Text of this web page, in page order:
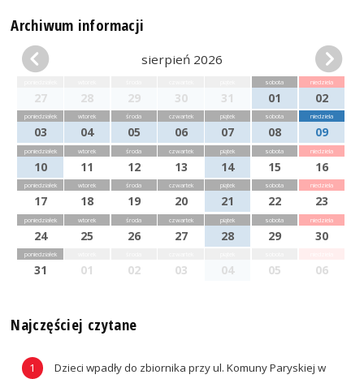
Archiwum informacji
sierpień 2026
27 28 29 30 31
sobota
01
niedziela
02
poniedziałek
03
wtorek
04
środa
05
czwartek
06
piątek
07
sobota
08
niedziela
09
poniedziałek
10
wtorek
11
środa
12
czwartek
13
piątek
14
sobota
15
niedziela
16
poniedziałek
17
wtorek
18
środa
19
czwartek
20
piątek
21
sobota
22
niedziela
23
poniedziałek
24
wtorek
25
środa
26
czwartek
27
piątek
28
sobota
29
niedziela
30
poniedziałek
31 01 02 03 04 05 06
Najczęściej czytane
Dzieci wpadły do zbiornika przy ul. Komuny Paryskiej w